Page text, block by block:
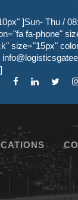
]Sun- Thu /
fa-phone"
size="15px"